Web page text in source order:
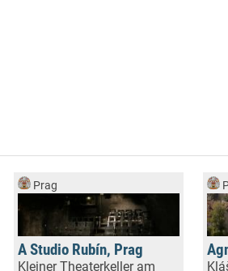
Prag
A Studio Rubín, Prag
Kleiner Theaterkeller am